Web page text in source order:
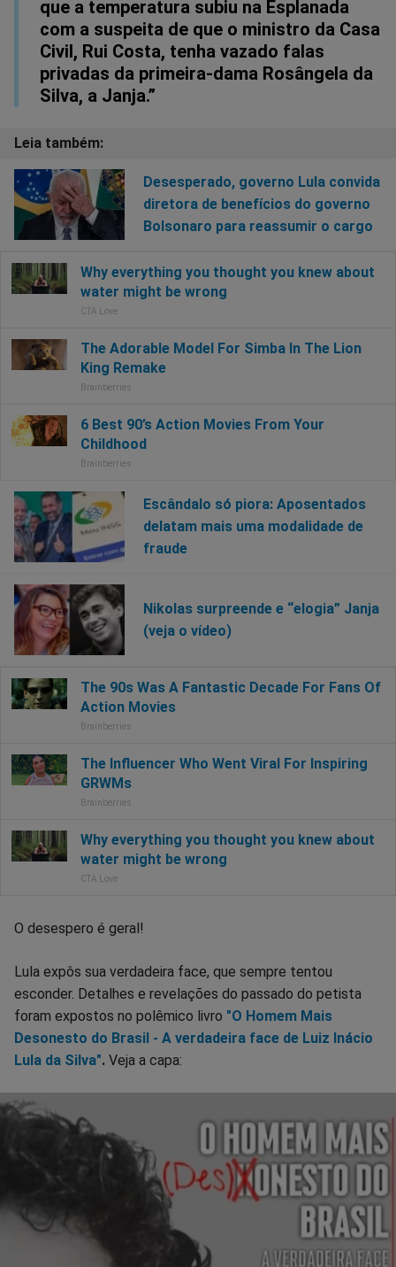
que a temperatura subiu na Esplanada
com a suspeita de que o ministro da Casa
Civil, Rui Costa, tenha vazado falas
privadas da primeira-dama Rosângela da
Silva, a Janja.”
Desesperado, governo Lula convida
diretora de benefícios do governo
Bolsonaro para reassumir o cargo
Escândalo só piora: Aposentados
delatam mais uma modalidade de
fraude
Nikolas surpreende e “elogia” Janja
(veja o vídeo)
O desespero é geral!
Lula expôs sua verdadeira face, que sempre tentou
esconder. Detalhes e revelações do passado do petista
foram expostos no polêmico livro "O Homem Mais
Desonesto do Brasil - A verdadeira face de Luiz Inácio
Lula da Silva". Veja a capa: